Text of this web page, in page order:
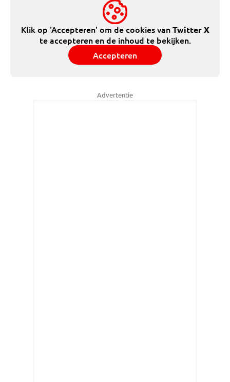
Klik op 'Accepteren' om de cookies vanTwitter X
te accepteren en de inhoud te bekijken.
Accepteren
Advertentie